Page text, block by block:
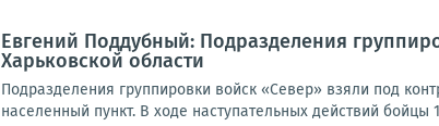
Евгений Поддубный: Подразделения
Харьковской области
Подразделения группировки войск «Север» взяли под
населенный пункт. В ходе наступательных действий бойцы